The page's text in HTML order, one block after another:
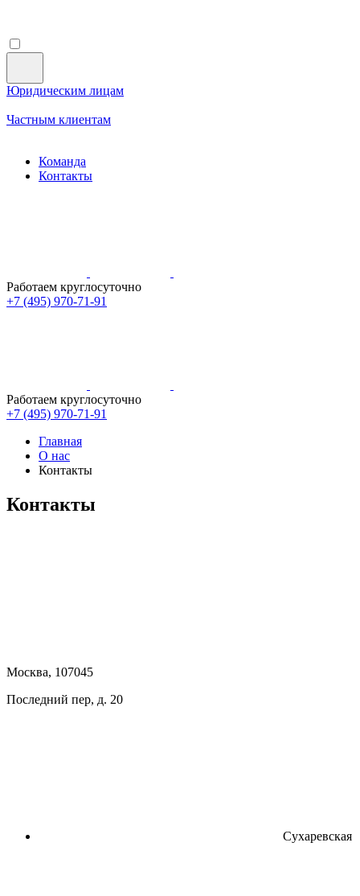
Юридическим лицам
Частным клиентам
Команда
Контакты
Работаем круглосуточно
+7 (495) 970-71-91
Работаем круглосуточно
+7 (495) 970-71-91
Главная
О нас
Контакты
Контакты
Москва, 107045
Последний пер, д. 20
Сухаревская